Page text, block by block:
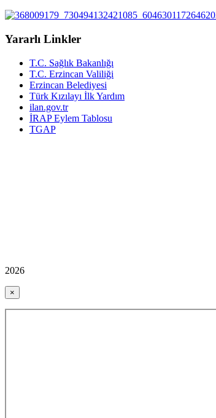
Yararlı Linkler
T.C. Sağlık Bakanlığı
T.C. Erzincan Valiliği
Erzincan Belediyesi
Türk Kızılayı İlk Yardım
ilan.gov.tr
İRAP Eylem Tablosu
TGAP
2026
×